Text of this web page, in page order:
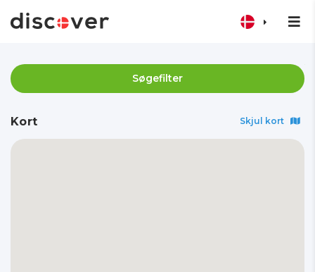
Søgefilter
Kort Skjul kort